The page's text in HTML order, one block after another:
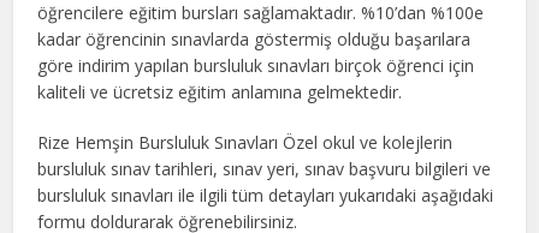
öğrencilere eğitim bursları sağlamaktadır. %10’dan %100e
kadar öğrencinin sınavlarda göstermiş olduğu başarılara
göre indirim yapılan bursluluk sınavları birçok öğrenci için
kaliteli ve ücretsiz eğitim anlamına gelmektedir.
Rize Hemşin Bursluluk Sınavları Özel okul ve kolejlerin
bursluluk sınav tarihleri, sınav yeri, sınav başvuru bilgileri ve
bursluluk sınavları ile ilgili tüm detayları yukarıdaki aşağıdaki
formu doldurarak öğrenebilirsiniz.